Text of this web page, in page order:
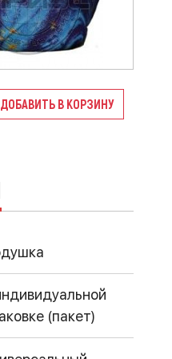
ДОБАВИТЬ В КОРЗИНУ
(пакет)